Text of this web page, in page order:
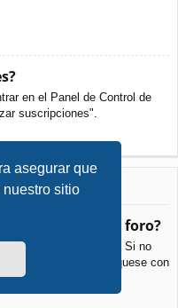
asegurar que
sitio
en el Panel de Control de
suscripciones".
en este foro?
de archivos adjuntos. Si no
cargar, comuníquese con